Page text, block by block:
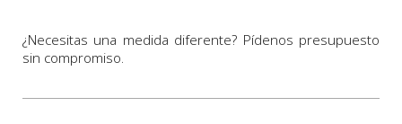
¿Necesitas una medida diferente? Pídenos presupuesto
sin compromiso.